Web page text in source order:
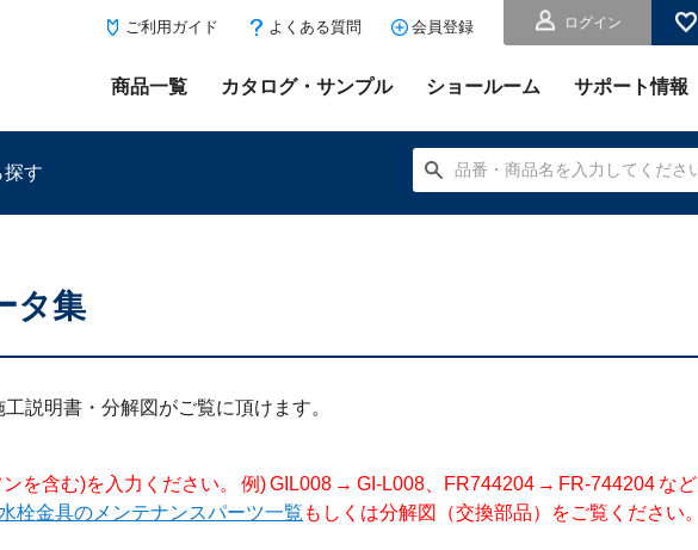
ログイン
ご利用ガイド よくある質問 会員登録
商品一覧 カタログ・サンプル ショールーム サポート情報
す
タ集
説明書・分解図がご覧に頂けます。
を含む)を入力ください。 例) GIL008 → GI-L008、FR744204 → FR-744204 など
水栓金具のメンテナンスパーツ一覧 もしくは分解図（交換部品）をご覧ください。